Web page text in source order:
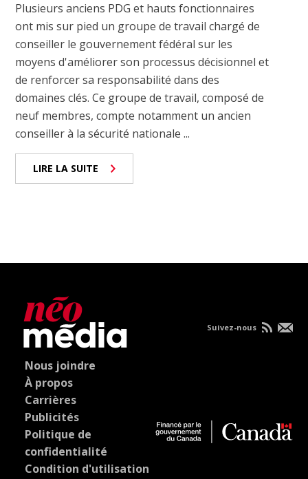
Plusieurs anciens PDG et hauts fonctionnaires
ont mis sur pied un groupe de travail chargé de
conseiller le gouvernement fédéral sur les
moyens d'améliorer son processus décisionnel et
de renforcer sa responsabilité dans des
domaines clés. Ce groupe de travail, composé de
neuf membres, compte notamment un ancien
conseiller à la sécurité nationale ...
LIRE LA SUITE
Nous joindre
À propos
Carrières
Publicités
Politique de
confidentialité
Condition d'utilisation
Suivez-nous